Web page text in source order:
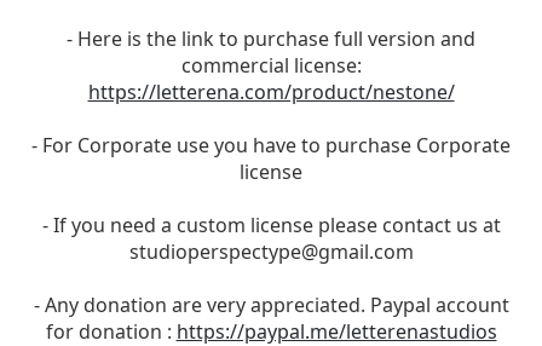
- Here is the link to purchase full version and
commercial license:
https://letterena.com/product/nestone/
- For Corporate use you have to purchase Corporate
license
- If you need a custom license please contact us at
studioperspectype@gmail.com
- Any donation are very appreciated. Paypal account
for donation : https://paypal.me/letterenastudios